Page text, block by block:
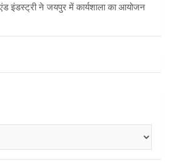
इंडस्ट्री ने जयपुर में कार्यशाला का आयोजन